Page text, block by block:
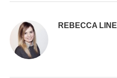
REBECCA LINE